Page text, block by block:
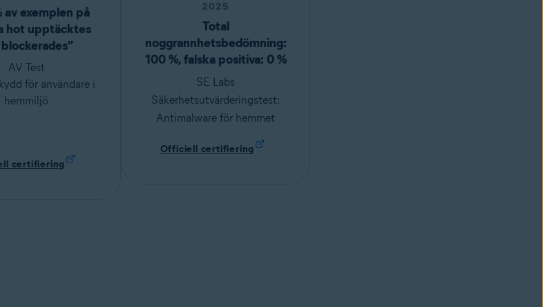
av exemplen på
hot upptäcktes
AV Test
för användare i
hemmiljö
certifiering
2025
Total
noggrannhetsbedömning:
100 %, falska positiva: 0 %
SE Labs
Säkerhetsutvärderingstest:
Antimalware för hemmet
Officiell certifiering